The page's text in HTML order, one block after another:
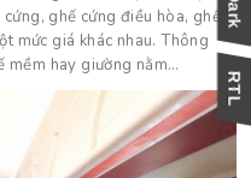
ghế cứng điều hòa, ghế
mức giá khác nhau. Thông
mềm hay giường nằm…